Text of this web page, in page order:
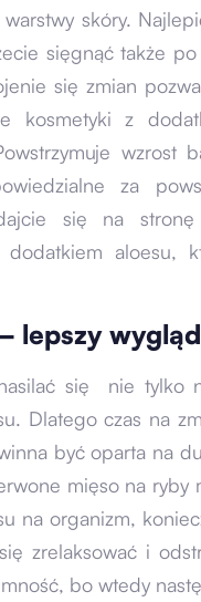
skóry.
sięgnąć także
się zmian
kosmetyki z
wzrost
za
się na stronę
aloesu,
lepszy
się nie tylko
Dlatego czas na
być oparta na
mięso na
na organizm,
zrelaksować i
bo wtedy